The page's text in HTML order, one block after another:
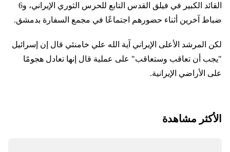
القائد الكبير في فيلق القدس التابع للحرس الثوري الإيراني، و6
ضباط آخرين أثناء حضورهم اجتماعًا في مجمع السفارة بدمشق.
لكن المرشد الأعلى الإيراني آية الله علي خامنئي قال إن إسرائيل
"يجب أن تعاقب وستعاقب" على عملية قال إنها تعادل هجومًا
على الأراضي الإيرانية.
الأكثر مشاهدة